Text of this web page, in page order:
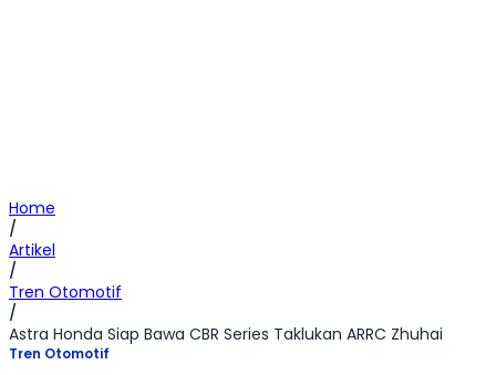
Home
/
Artikel
/
Tren Otomotif
/
Astra Honda Siap Bawa CBR Series Taklukan ARRC Zhuhai
Tren Otomotif